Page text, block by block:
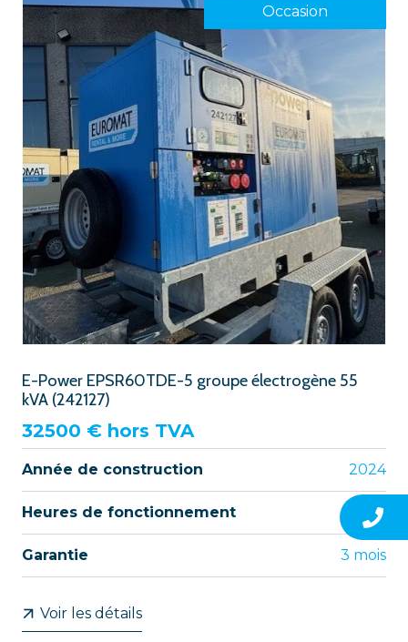
Occasion
E-Power EPSR60TDE-5 groupe électrogène 55
kVA (242127)
32500 € hors TVA
Année de construction 2024
Heures de fonctionnement 247
Garantie 3 mois
Voir les détails